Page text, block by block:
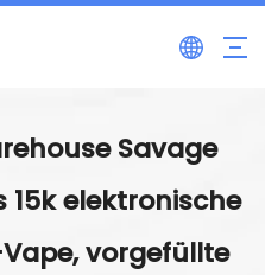
Savage
15k elektronische
vorgefüllte